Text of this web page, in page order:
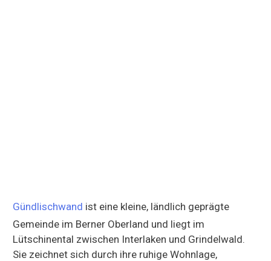
Gündlischwand ist eine kleine, ländlich geprägte
Gemeinde im Berner Oberland und liegt im
Lütschinental zwischen Interlaken und Grindelwald.
Sie zeichnet sich durch ihre ruhige Wohnlage,